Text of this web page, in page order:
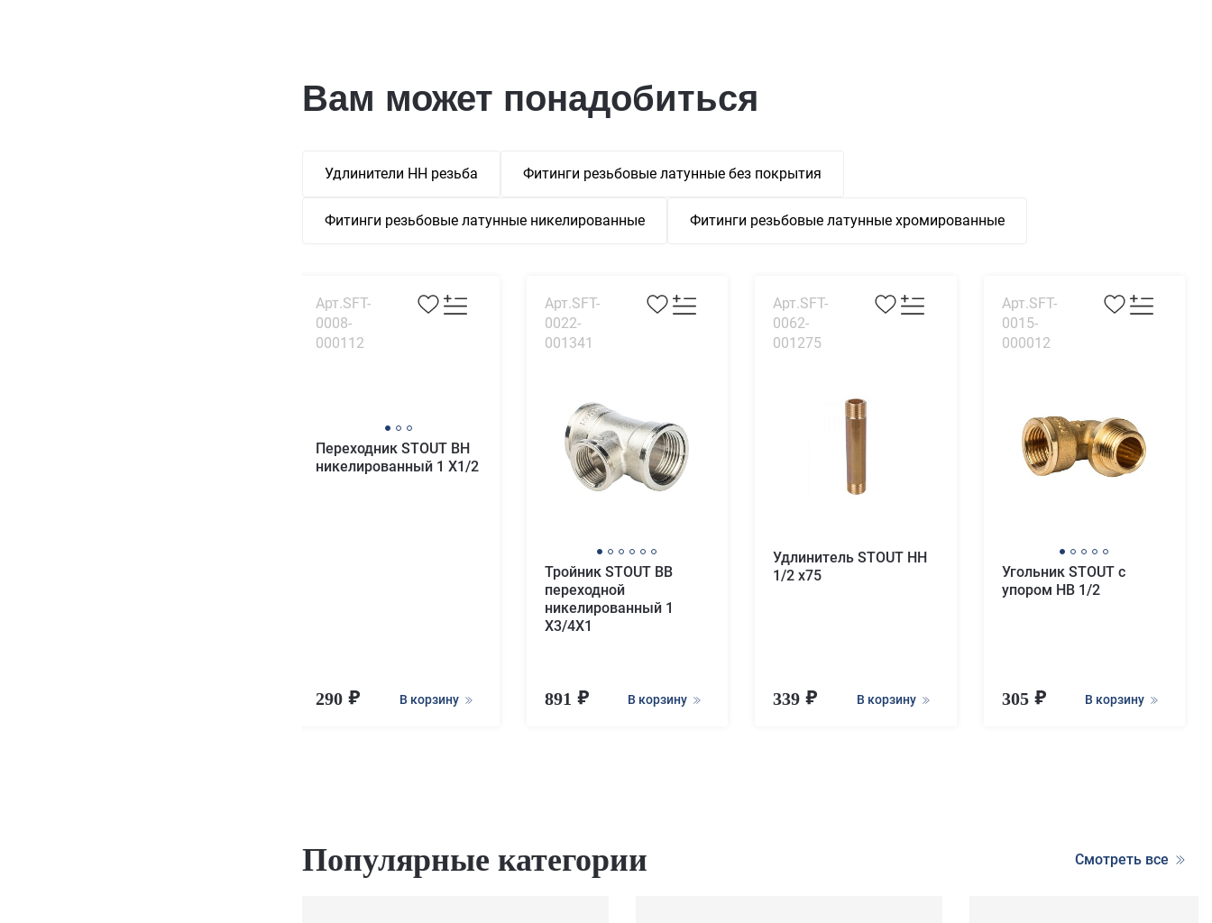
Вам может понадобиться
Удлинители НН резьба Фитинги резьбовые латунные без покрытия
Фитинги резьбовые латунные никелированные Фитинги резьбовые латунные хромированные
Арт.SFT-
0008-
000112
Переходник STOUT ВН
никелированный 1 X1/2
290 В корзину
Арт.SFT-
0022-
001341
Тройник STOUT ВВ
переходной
никелированный 1
X3/4X1
891 В корзину
Арт.SFT-
0062-
001275
Удлинитель STOUT НН
1/2 x75
339 В корзину
Арт.SFT-
0015-
000012
Угольник STOUT с
упором НВ 1/2
305 В корзину
Популярные категории Смотреть все